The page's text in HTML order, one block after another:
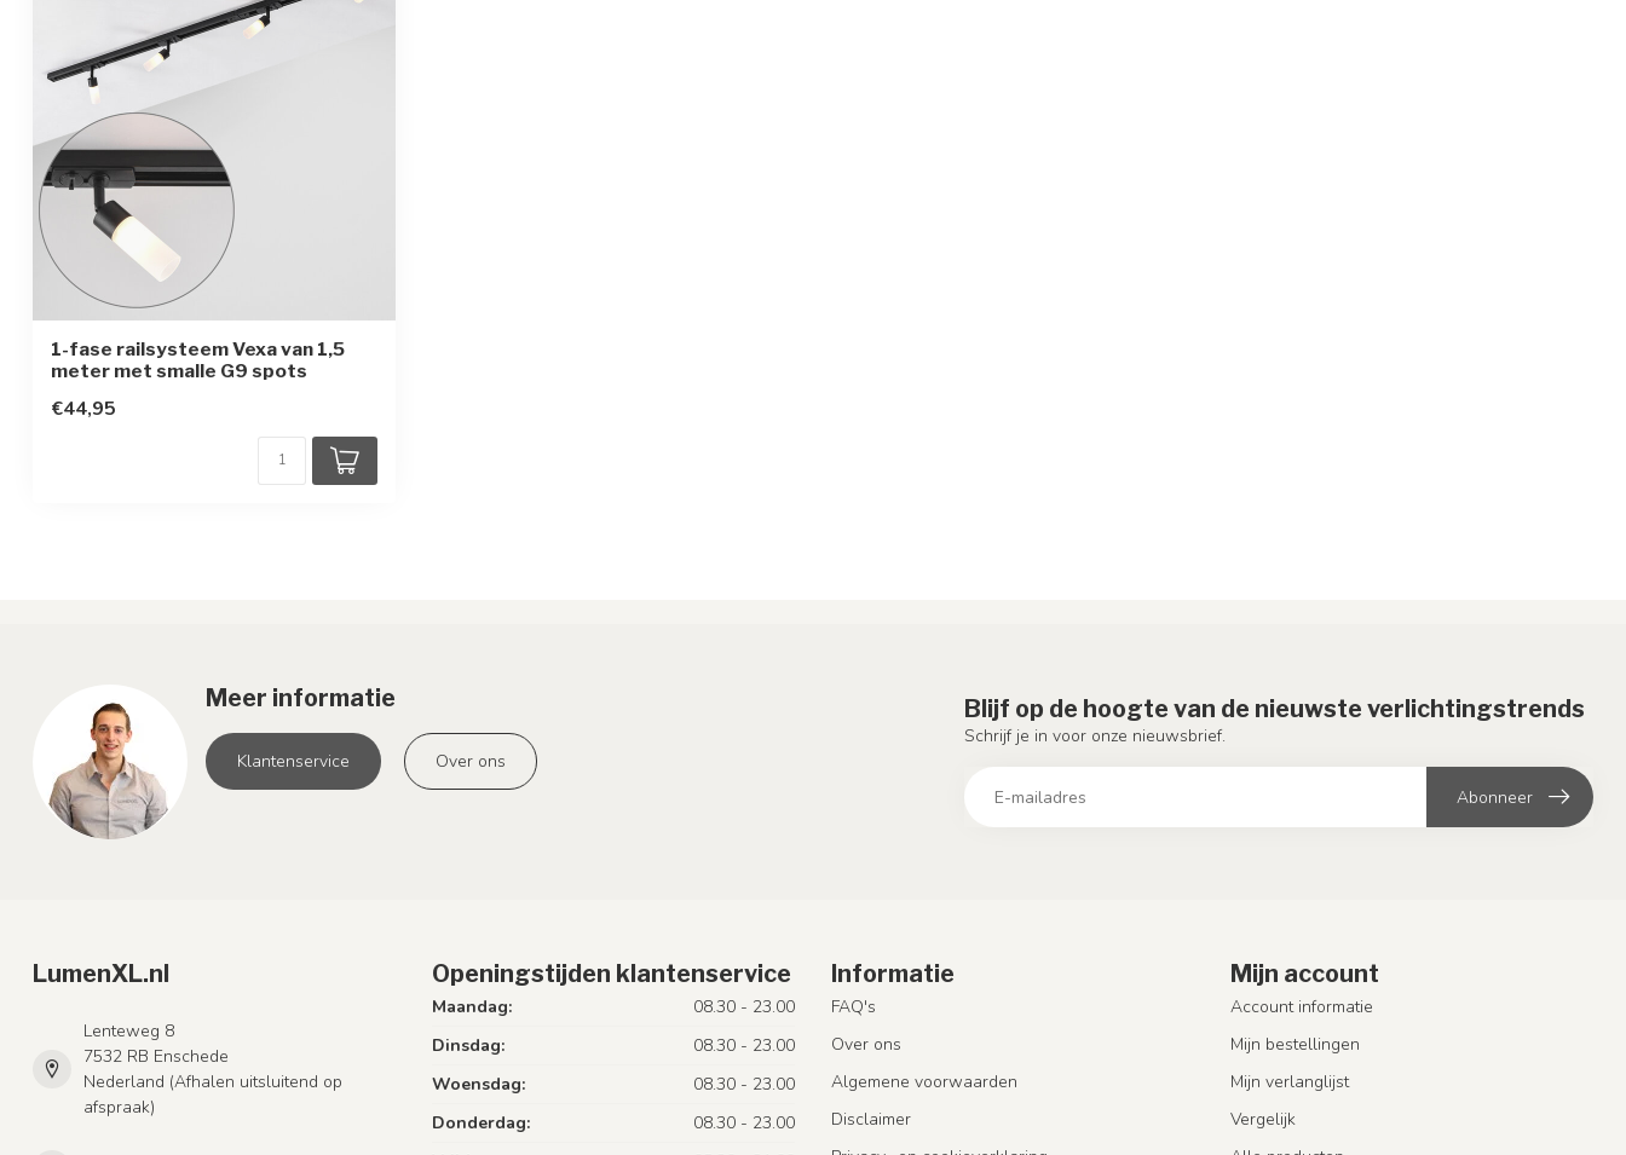
1-fase railsysteem Vexa van 1,5
meter met smalle G9 spots
€44,95
Meer informatie
Klantenservice Over ons
Blijf op de hoogte van de nieuwste verlichtingstrends
Schrijf je in voor onze nieuwsbrief.
Abonneer
LumenXL.nl
Lenteweg 8
7532 RB Enschede
Nederland (Afhalen uitsluitend op
afspraak)
Openingstijden klantenservice
Maandag:
08.30 - 23.00
Dinsdag:
08.30 - 23.00
Woensdag:
08.30 - 23.00
Donderdag:
08.30 - 23.00
Informatie
FAQ's
Over ons
Algemene voorwaarden
Disclaimer
Mijn account
Account informatie
Mijn bestellingen
Mijn verlanglijst
Vergelijk